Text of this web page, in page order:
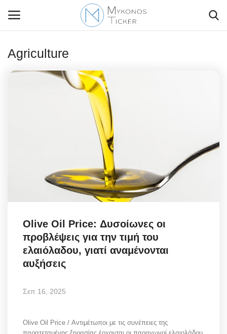
Greece
Entertainment
Arts & Culture
Agriculture
Olive Oil Price: Δυσοίωνες οι
προβλέψεις για την τιμή του
ελαιόλαδου, γιατί αναμένονται
αυξήσεις
Σεπ 16, 2025
Olive Oil Price / Αντιμέτωποι με τις συνέπειες της
παρατεταμένης ξηρασίας έρχονται οι παραγωγοί ελαιολάδου